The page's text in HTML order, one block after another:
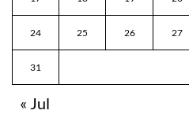
24 25 26 27
31
« Jul